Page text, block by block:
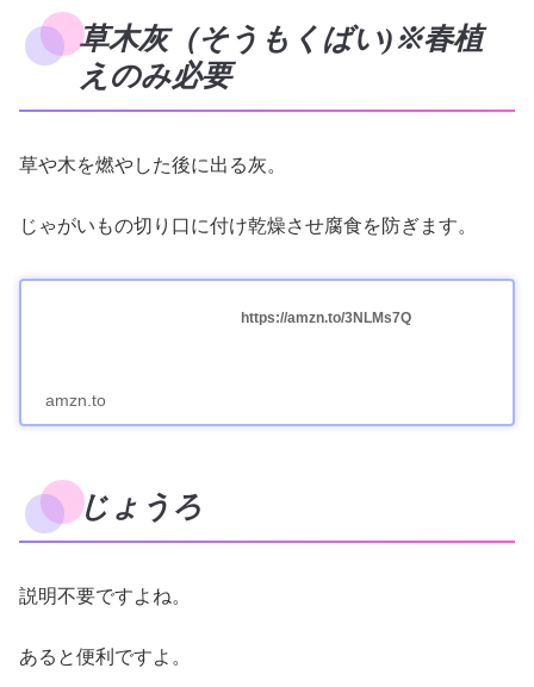
草木灰（そうもくばい)※春植
えのみ必要
草や木を燃やした後に出る灰。
じゃがいもの切り口に付け乾燥させ腐食を防ぎます。
https://amzn.to/3NLMs7Q
amzn.to
じょうろ
説明不要ですよね。
あると便利ですよ。